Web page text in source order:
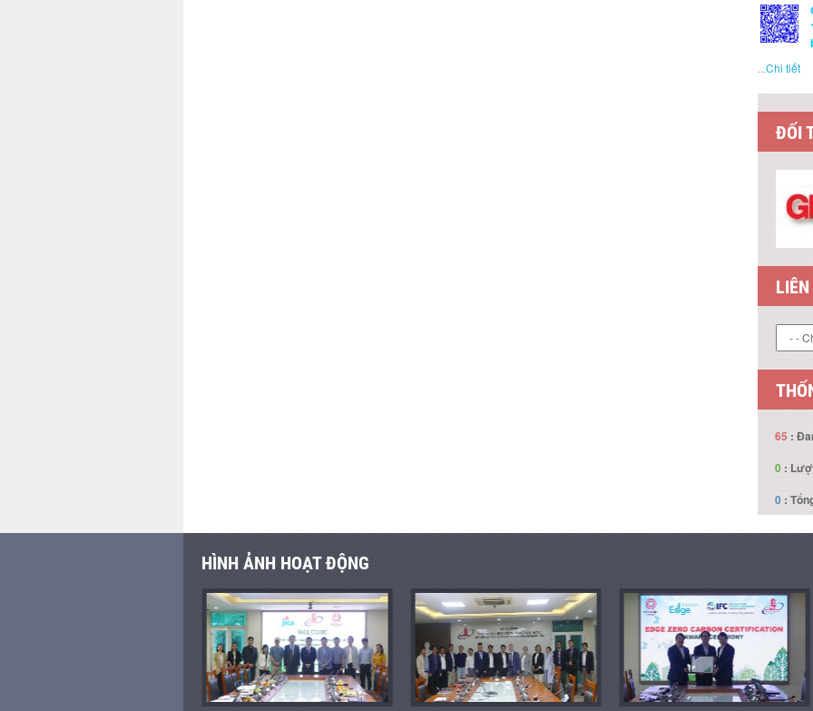
...Chi tiết
ĐỐI
65 :
0:
HÌNH ẢNH HOẠT ĐỘNG